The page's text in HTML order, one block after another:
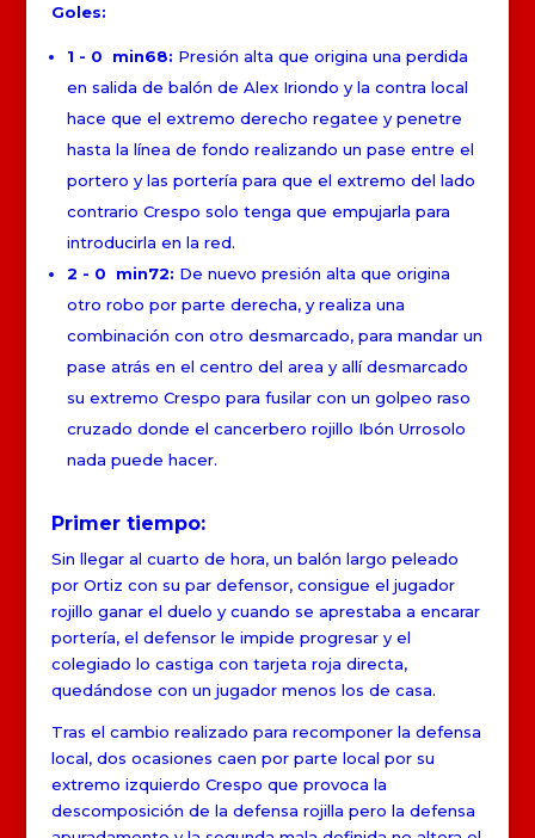
Goles:
1 - 0 min68: Presión alta que origina una perdida
en salida de balón de Alex Iriondo y la contra local
hace que el extremo derecho regatee y penetre
hasta la línea de fondo realizando un pase entre el
portero y las portería para que el extremo del lado
contrario Crespo solo tenga que empujarla para
introducirla en la red.
2 - 0 min72: De nuevo presión alta que origina
otro robo por parte derecha, y realiza una
combinación con otro desmarcado, para mandar un
pase atrás en el centro del area y allí desmarcado
su extremo Crespo para fusilar con un golpeo raso
cruzado donde el cancerbero rojillo Ibón Urrosolo
nada puede hacer.
Primer tiempo:
Sin llegar al cuarto de hora, un balón largo peleado
por Ortiz con su par defensor, consigue el jugador
rojillo ganar el duelo y cuando se aprestaba a encarar
portería, el defensor le impide progresar y el
colegiado lo castiga con tarjeta roja directa,
quedándose con un jugador menos los de casa.
Tras el cambio realizado para recomponer la defensa
local, dos ocasiones caen por parte local por su
extremo izquierdo Crespo que provoca la
descomposición de la defensa rojilla pero la defensa